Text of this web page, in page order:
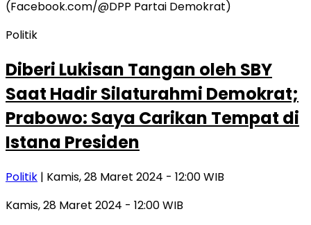
Politik
Diberi Lukisan Tangan oleh SBY
Saat Hadir Silaturahmi Demokrat;
Prabowo: Saya Carikan Tempat di
Istana Presiden
Politik | Kamis, 28 Maret 2024 - 12:00 WIB
Kamis, 28 Maret 2024 - 12:00 WIB